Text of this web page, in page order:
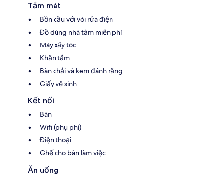
Tắm mát
Bồn cầu với vòi rửa điện
Đồ dùng nhà tắm miễn phí
Máy sấy tóc
Khăn tắm
Bàn chải và kem đánh răng
Giấy vệ sinh
Kết nối
Bàn
Wifi (phụ phí)
Điện thoại
Ghế cho bàn làm việc
Ăn uống